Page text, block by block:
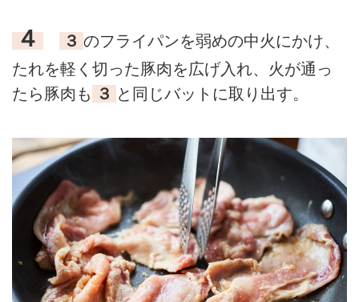
４ ３ のフライパンを弱めの中火にかけ、
たれを軽く切った豚肉を広げ入れ、火が通っ
たら豚肉も ３ と同じバットに取り出す。